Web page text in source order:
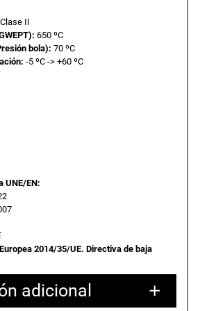
Clase II
650 ºC
bola): 70 ºC
-5 ºC -> +60 ºC
UNE/EN:
2014/35/UE. Directiva de baja
adicional